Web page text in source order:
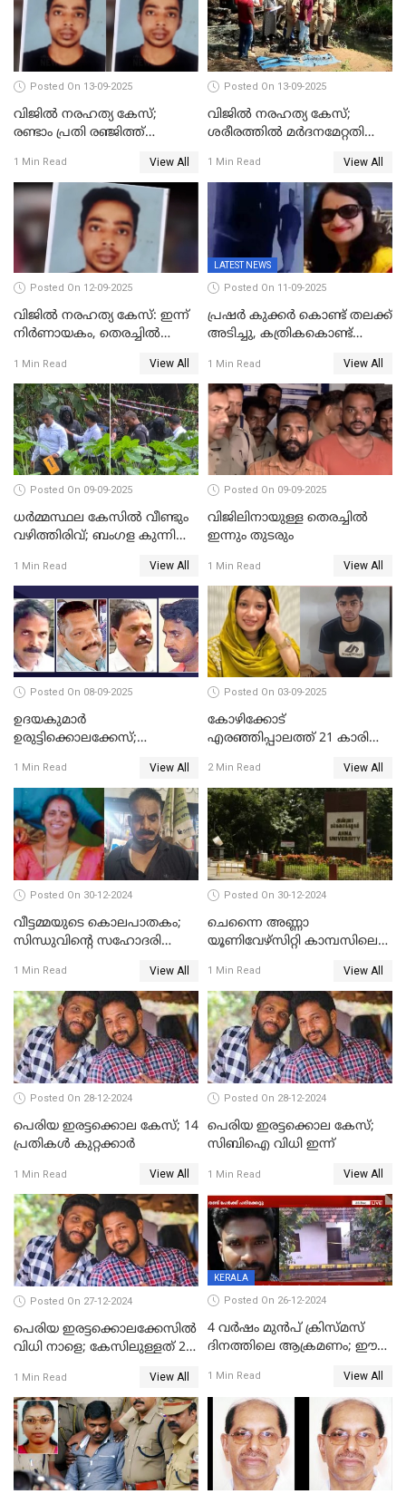
Posted On 13-09-2025
വിജിൽ നരഹത്യ കേസ്;
രണ്ടാം പ്രതി രഞ്ജിത്ത്
1 Min Read View All
Posted On 13-09-2025
വിജില്‍ നരഹത്യ കേസ്;
ശരീരത്തില്‍ മര്‍ദനമേറ്റതിന്റെ
റിപ്പോർട്ട് പുറത്ത്
1 Min Read View All
Posted On 12-09-2025
വിജിൽ നരഹത്യ കേസ്: ഇന്ന്
നിർണായകം, തെരച്ചിൽ
1 Min Read View All
LATEST NEWS
Posted On 11-09-2025
പ്രഷർ കുക്കർ കൊണ്ട് തലക്ക്
അടിച്ചു, കത്രികകൊണ്ട്
കൊലപ്പെടുത്തി; 5 പവൻ
സ്വർണ്ണവും ഒരു ലക്ഷം
രൂപയും കാണാതായി
1 Min Read View All
Posted On 09-09-2025
ധർമ്മസ്ഥല കേസിൽ വീണ്ടും
വഴിത്തിരിവ്; ബംഗള കുന്നിൽ
കണ്ടെത്തി
1 Min Read View All
Posted On 09-09-2025
വിജിലിനായുള്ള തെരച്ചിൽ
ഇന്നും തുടരും
1 Min Read View All
Posted On 08-09-2025
ഉദയകുമാര്‍
ഉരുട്ടിക്കൊലക്കേസ്;
സുപ്രീംകോടതിയിലേക്ക്
1 Min Read View All
Posted On 03-09-2025
കോഴിക്കോട്
എരഞ്ഞിപ്പാലത്ത് 21 കാരി
കൂടുതൽ അന്വേഷണത്തിന്
പൊലീസ്
2 Min Read View All
Posted On 30-12-2024
വീട്ടമ്മയുടെ കൊലപാതകം;
സിന്ധുവിന്റെ സഹോദരി
1 Min Read View All
Posted On 30-12-2024
ചെന്നൈ അണ്ണാ
യൂണിവേഴ്‌സിറ്റി കാമ്പസിലെ
കമ്മീഷന്‍ ഇന്ന്
യൂണിവേഴ്‌സിറ്റിയിലെത്തും
1 Min Read View All
Posted On 28-12-2024
പെരിയ ഇരട്ടക്കൊല കേസ്; 14
പ്രതികള്‍ കുറ്റക്കാര്‍
1 Min Read View All
Posted On 28-12-2024
പെരിയ ഇരട്ടക്കൊല കേസ്;
സിബിഐ വിധി ഇന്ന്
1 Min Read View All
Posted On 27-12-2024
പെരിയ ഇരട്ടക്കൊലക്കേസില്‍
വിധി നാളെ; കേസിലുള്ളത് 24
1 Min Read View All
KERALA
Posted On 26-12-2024
4 വർഷം മുൻപ് ക്രിസ്മസ്
ദിനത്തിലെ ആക്രമണം; ഈ
ചോദിക്കാനെത്തി, 2 പേർ
കുത്തേറ്റു മരിച്ചു
1 Min Read View All